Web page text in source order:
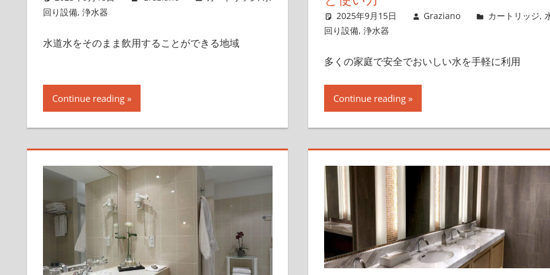
回り設備, 浄水器
水道水をそのまま飲用することができる地域
Continue reading
2025年9月15日 Graziano カートリッジ,
回り設備, 浄水器
多くの家庭で安全でおいしい水を手軽に利用
Continue reading